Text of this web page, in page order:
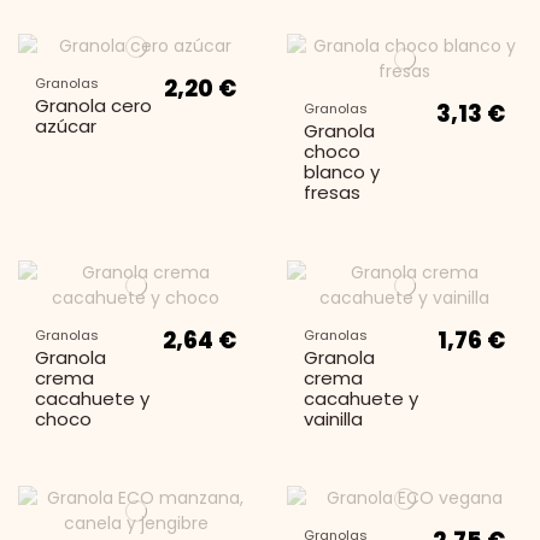
Granolas
Granola cero
azúcar
2,20 €
Granolas
Granola
choco
blanco y
fresas
3,13 €
Granolas
Granola
crema
cacahuete y
choco
2,64 € Granolas
Granola
crema
cacahuete y
vainilla
1,76 €
Granolas